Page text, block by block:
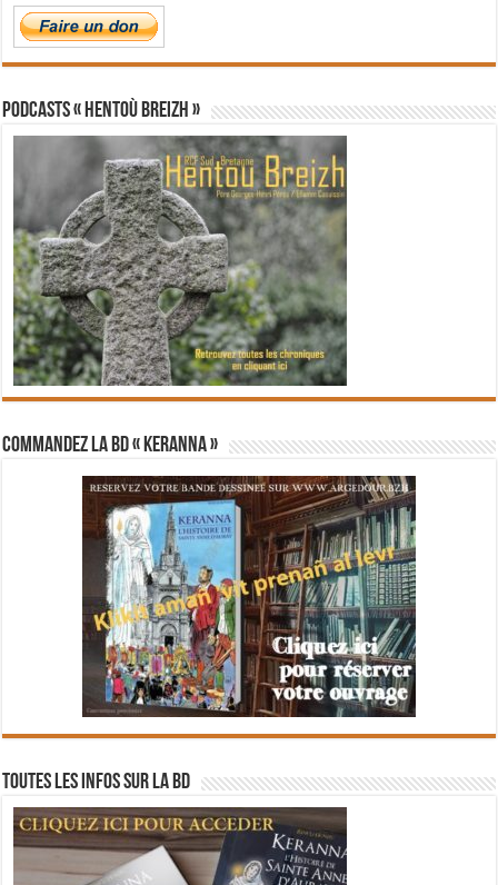
PODCASTS « Hentoù Breizh »
Commandez la BD « Keranna »
Toutes les infos sur la BD